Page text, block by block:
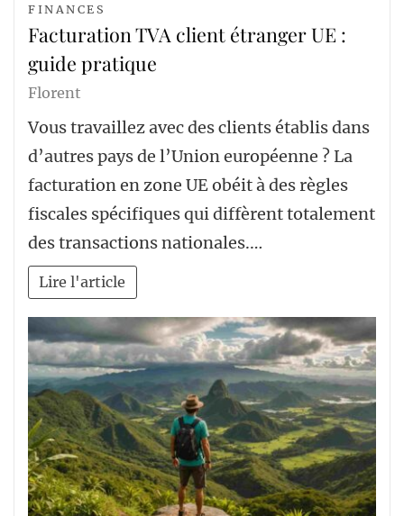
FINANCES
Facturation TVA client étranger UE :
guide pratique
Florent
Vous travaillez avec des clients établis dans
d’autres pays de l’Union européenne ? La
facturation en zone UE obéit à des règles
fiscales spécifiques qui diffèrent totalement
des transactions nationales.…
Lire l'article